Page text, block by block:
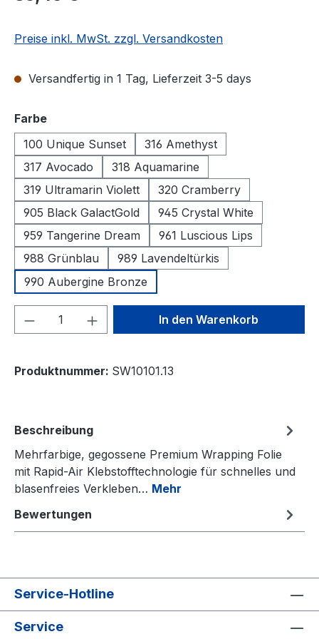
Preise inkl. MwSt. zzgl. Versandkosten
Versandfertig in 1 Tag, Lieferzeit 3-5 days
Farbeauswählen
100 Unique Sunset
316 Amethyst
317 Avocado
318 Aquamarine
319 Ultramarin Violett
320 Cramberry
905 Black GalactGold
945 Crystal White
959 Tangerine Dream
961 Luscious Lips
988 Grünblau
989 Lavendeltürkis
990 Aubergine Bronze
Produkt Anzahl: Gib denIn den Warenkorb
Produktnummer: SW10101.13
Beschreibung
Mehrfarbige, gegossene Premium Wrapping Folie
mit Rapid-Air Klebstofftechnologie für schnelles und
blasenfreies Verkleben… Mehr
Bewertungen
Service-Hotline
Service